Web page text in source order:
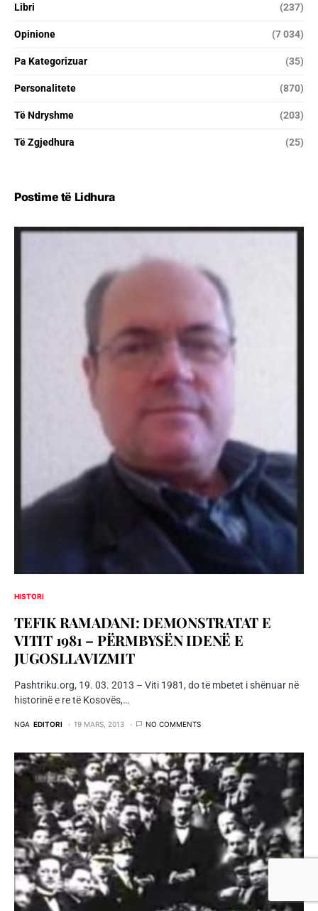
Libri (237)
Opinione (7 034)
Pa Kategorizuar (35)
Personalitete (870)
Të Ndryshme (203)
Të Zgjedhura (25)
Postime të Lidhura
HISTORI
TEFIK RAMADANI: DEMONSTRATAT E
VITIT 1981 – PËRMBYSËN IDENË E
JUGOSLLAVIZMIT
Pashtriku.org, 19. 03. 2013 – Viti 1981, do të mbetet i shënuar në
historinë e re të Kosovës,…
NGA EDITORI 19 MARS, 2013 NO COMMENTS